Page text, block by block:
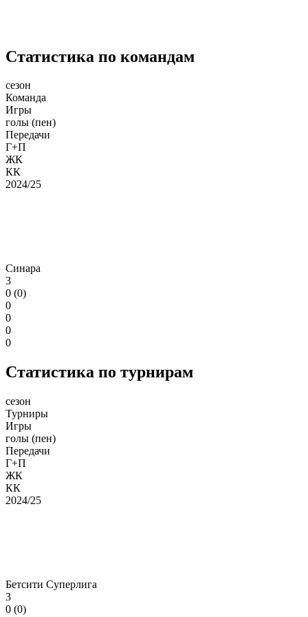
Статистика по командам
сезон
Команда
Игры
голы (пен)
Передачи
Г+П
ЖК
КК
2024/25
Синара
3
0 (0)
0
0
0
0
Статистика по турнирам
сезон
Турниры
Игры
голы (пен)
Передачи
Г+П
ЖК
КК
2024/25
Бетсити Суперлига
3
0 (0)